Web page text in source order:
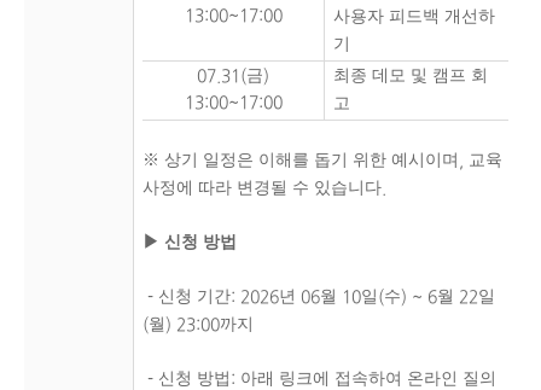
13:00~17:00
사용자 피드백 개선하
기
07.31(금)
13:00~17:00
최종 데모 및 캠프 회
고
※ 상기 일정은 이해를 돕기 위한 예시이며 , 교육
사정에 따라 변경될 수 있습니다.
▶ 신청 방법
- 신청 기간: 2026년 06월 10일 (수) ~ 6월 22일
(월 ) 23:00까지
- 신청 방법 : 아래 링크에 접속하여 온라인 질의